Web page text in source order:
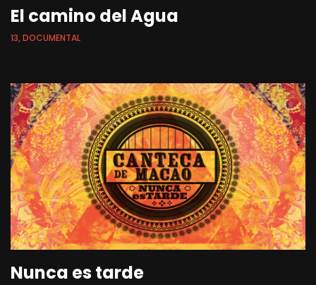
El camino del Agua
13, DOCUMENTAL
Nunca es tarde